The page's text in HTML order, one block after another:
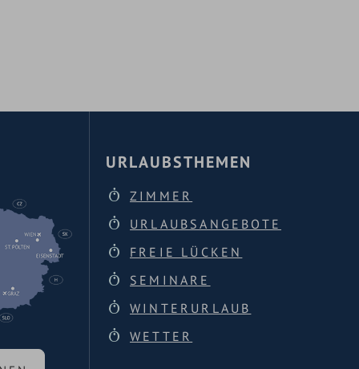
URLAUBSTHEMEN
ZIMMER
URLAUBSANGEBOTE
FREIE LÜCKEN
SEMINARE
WINTERURLAUB
WETTER